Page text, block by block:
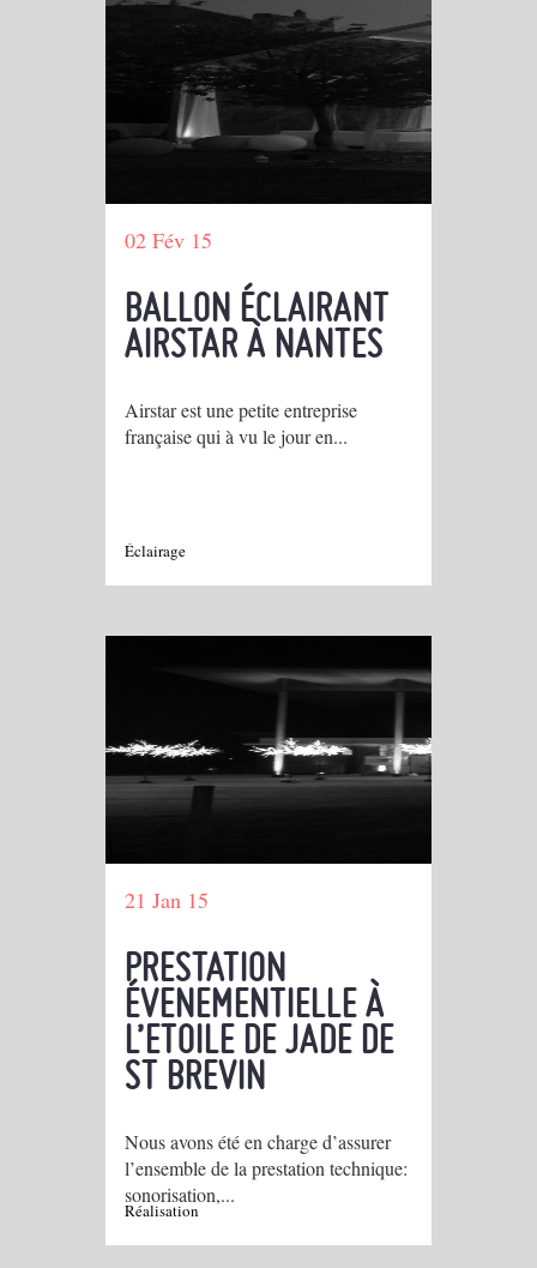
02 Fév 15
BALLON ÉCLAIRANT
AIRSTAR À NANTES
Airstar est une petite entreprise
française qui à vu le jour en...
Éclairage
21 Jan 15
PRESTATION
ÉVENEMENTIELLE À
L’ETOILE DE JADE DE
ST BREVIN
Nous avons été en charge d’assurer
l’ensemble de la prestation technique:
sonorisation,...
Réalisation